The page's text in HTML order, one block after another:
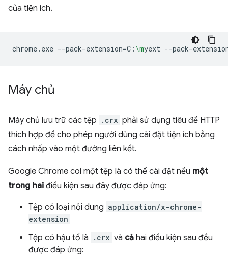
của tiện ích.
chrome.exe --pack-extension=C: \myext --pack-
Máy chủ
Máy chủ lưu trữ các tệp .crx phải sử dụng tiêu đề HTTP
thích hợp để cho phép người dùng cài đặt tiện ích bằng
cách nhấp vào một đường liên kết.
Google Chrome coi một tệp là có thể cài đặt nếu một
trong hai điều kiện sau đây được đáp ứng:
Tệp có loại nội dung application/x-chrome-
extension
Tệp có hậu tố là .crx và cả hai điều kiện sau đều
được đáp ứng: